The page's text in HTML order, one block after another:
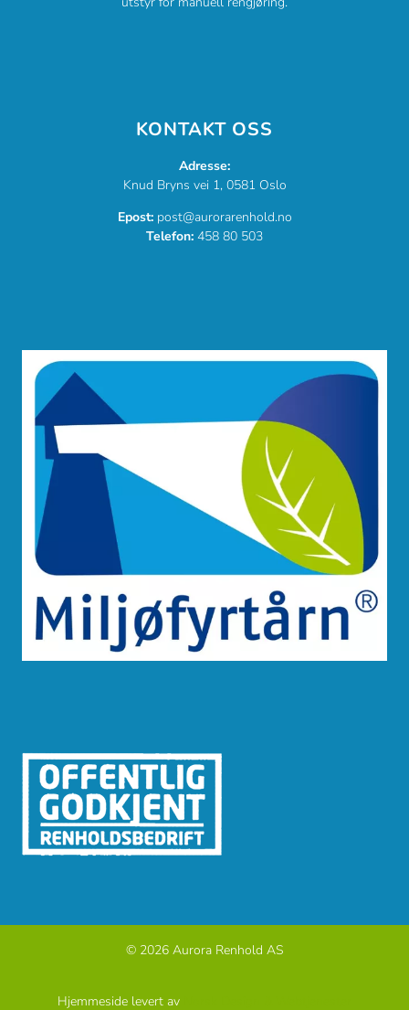
KONTAKT OSS
Adresse:
Knud Bryns vei 1, 0581 Oslo
Epost:post@aurorarenhold.no
Telefon: 458 80 503
© 2026 Aurora Renhold AS
Hjemmeside levert av